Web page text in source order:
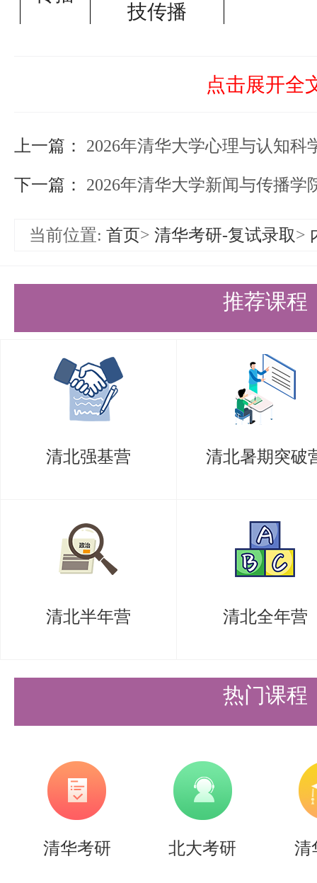
技传播
考生在资格审查前登录我校研究
提供学生证）、大学期间成绩单
件（加盖档案单位红章）、考生
述（包括政治表现、外语水平、
考生须提前准备以下纸质材料，
现场提交（无论录取与否，一律
①个人自述（包括但不限于学习
平、专业和科研能力、研究计划
④大学期间成绩单原件，或档案
存档单位红章）。
⑤少数民族高层次骨干人才计划
验；退役大学生士兵计划考生需
《退出现役证》的复印件，同时
未进行资格审查或资格审查未通
不论是否录取，所交材料（含成
（2）复试安排
复试包含笔试、面试（含外语听
点击展开全
上一篇： 2026年清华大学心理与认知科学系全国硕士研究
下一篇： 2026年清华大学新闻与传播学院全国硕
当前位置: 首页> 清华考研-复试录取>
推荐课程
清北强基营 清北暑期突破
清北半年营 清北全年营
热门课程
清华考研 北大考研 清